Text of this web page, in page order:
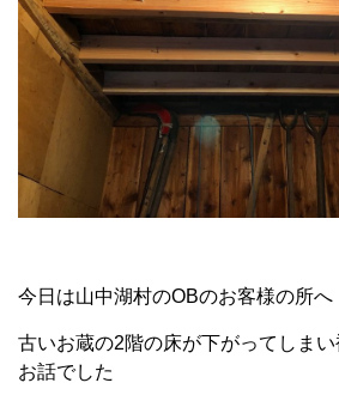
今日は山中湖村のOBのお客様の所へ
古いお蔵の2階の床が下がってしま
お話でした